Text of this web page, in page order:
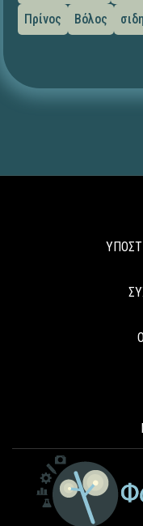
Πρίνος
Βόλος